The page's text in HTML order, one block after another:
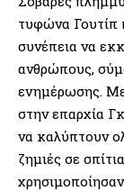
τυφώνα Γουτίπ
συνέπεια να
ανθρώπους,
ενημέρωσης.
στην επαρχία
να καλύπτουν
ζημιές σε